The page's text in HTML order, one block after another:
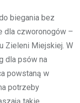
biegania bez
dla czworonogów –
Zieleni Miejskiej. W
dla psów na
powstaną w
potrzeby
takie